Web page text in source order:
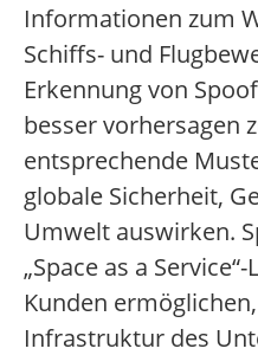
Informationen zum
Schiffs- und
Erkennung von
besser vorhersagen
entsprechende
globale Sicherheit,
Umwelt auswirken.
„Space as a
Kunden
Infrastruktur des